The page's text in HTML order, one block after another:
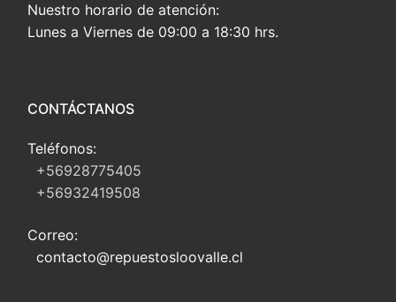
Nuestro horario de atención:
Lunes a Viernes de 09:00 a 18:30 hrs.
CONTÁCTANOS
Teléfonos:
+56928775405
+56932419508
Correo:
contacto@repuestosloovalle.cl